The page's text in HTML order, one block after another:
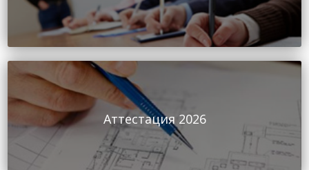
Аттестация 2026